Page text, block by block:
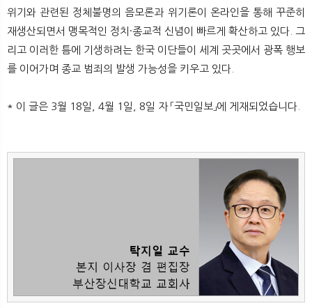
위기와 관련된 정체불명의 음모론과 위기론이 온라인을 통해 꾸준히
재생산되면서 맹목적인 정치·종교적 신념이 빠르게 확산하고 있다. 그
리고 이러한 틈에 기생하려는 한국 이단들이 세계 곳곳에서 광폭 행보
를 이어가며 종교 범죄의 발생 가능성을 키우고 있다.
* 이 글은 3월 18일, 4월 1일, 8일 자 「국민일보」에 게재되었습니다.